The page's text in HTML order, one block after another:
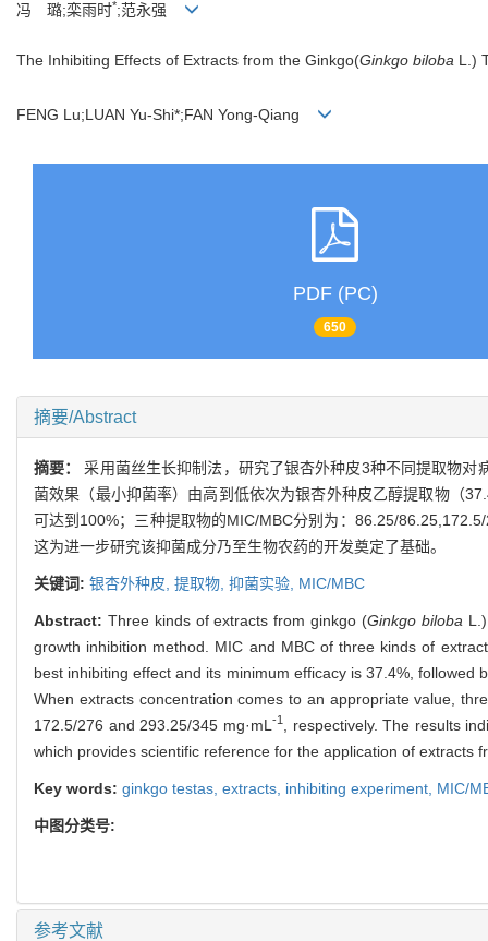
冯 璐;栾雨时*;范永强
The Inhibiting Effects of Extracts from the Ginkgo(Ginkgo biloba L.)
FENG Lu;LUAN Yu-Shi*;FAN Yong-Qiang
PDF (PC)
650
摘要/Abstract
摘要：采用菌丝生长抑制法，研究了银杏外种皮3种不同提取物对
菌效果（最小抑菌率）由高到低依次为银杏外种皮乙醇提取物（
可达到100%；三种提取物的MIC/MBC分别为：86.25/
这为进一步研究该抑菌成分乃至生物农药的开发奠定了基础。
关键词: 银杏外种皮, 提取物, 抑菌实验, MIC/MBC
Abstract: Three kinds of extracts from ginkgo (Ginkgo biloba
growth inhibition method. MIC and MBC of three kinds of
best inhibiting effect and its minimum efficacy is 37.4%,
When extracts concentration comes to an appropriate value,
172.5/276 and 293.25/345 mg·mL -1 , respectively. The results
which provides scientific reference for the application of extracts
Key words: ginkgo testas, extracts, inhibiting experiment, MIC/
中图分类号:
参考文献